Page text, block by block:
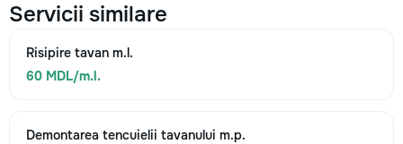
Servicii similare
Risipire tavan m.l.
60 MDL/m.l.
Demontarea tencuielii tavanului m.p.